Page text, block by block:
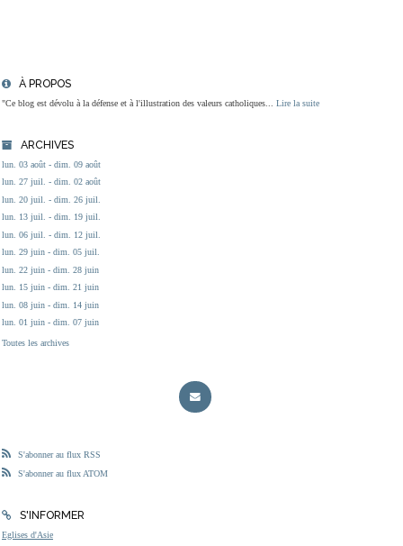
À PROPOS
"Ce blog est dévolu à la défense et à l'illustration des valeurs catholiques... Lire la suite
ARCHIVES
lun. 03 août - dim. 09 août
lun. 27 juil. - dim. 02 août
lun. 20 juil. - dim. 26 juil.
lun. 13 juil. - dim. 19 juil.
lun. 06 juil. - dim. 12 juil.
lun. 29 juin - dim. 05 juil.
lun. 22 juin - dim. 28 juin
lun. 15 juin - dim. 21 juin
lun. 08 juin - dim. 14 juin
lun. 01 juin - dim. 07 juin
Toutes les archives
S'abonner au flux RSS
S'abonner au flux ATOM
S'INFORMER
Eglises d'Asie